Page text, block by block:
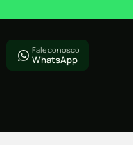
Fale conosco
WhatsApp